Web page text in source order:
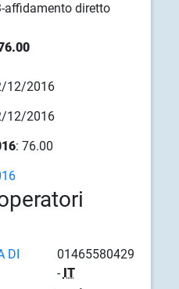
affidamento diretto
12/2016
12/2016
: 76.00
DI
01465580429
- IT